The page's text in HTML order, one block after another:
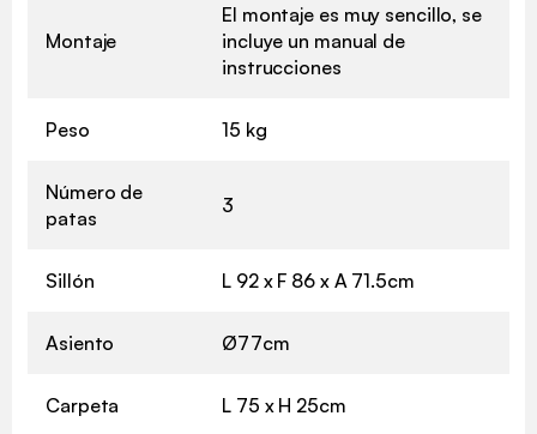
Montaje
El montaje es muy sencillo, se
incluye un manual de
instrucciones
Peso 15 kg
Número de
patas
3
Sillón L 92 x F 86 x A 71.5cm
Asiento Ø77cm
Carpeta L 75 x H 25cm